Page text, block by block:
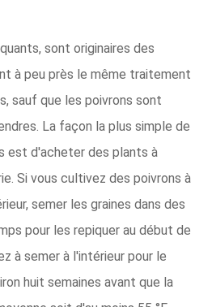
sont originaires des
à peu près le même traitement
sauf que les poivrons sont
La façon la plus simple de
est d'acheter des plants à
Si vous cultivez des poivrons à
semer les graines dans des
pour les repiquer au début de
à semer à l'intérieur pour le
huit semaines avant que la